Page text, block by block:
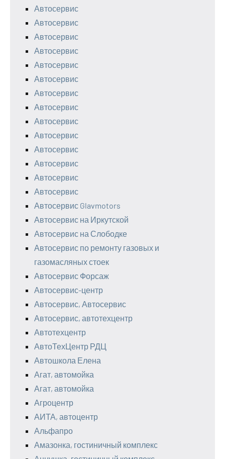
Автосервис
Автосервис
Автосервис
Автосервис
Автосервис
Автосервис
Автосервис
Автосервис
Автосервис
Автосервис
Автосервис
Автосервис
Автосервис
Автосервис
Автосервис Glavmotors
Автосервис на Иркутской
Автосервис на Слободке
Автосервис по ремонту газовых и
газомасляных стоек
Автосервис Форсаж
Автосервис-центр
Автосервис, Автосервис
Автосервис, автотехцентр
Автотехцентр
АвтоТехЦентр РДЦ
Автошкола Елена
Агат, автомойка
Агат, автомойка
Агроцентр
АИТА, автоцентр
Альфапро
Амазонка, гостиничный комплекс